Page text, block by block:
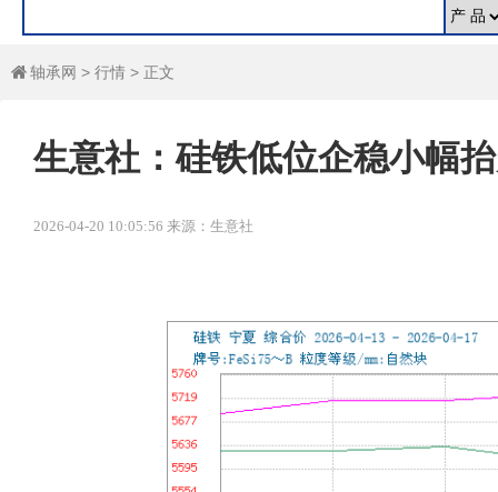
 轴承网 > 行情 > 正文
生意社：硅铁低位企稳小幅
2026-04-20 10:05:56 来源：生意社